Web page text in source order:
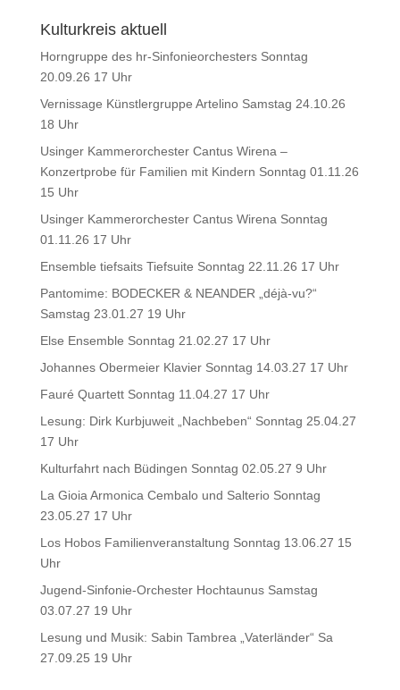
Kulturkreis aktuell
Horngruppe des hr-Sinfonieorchesters Sonntag
20.09.26 17 Uhr
Vernissage Künstlergruppe Artelino Samstag 24.10.26
18 Uhr
Usinger Kammerorchester Cantus Wirena –
Konzertprobe für Familien mit Kindern Sonntag 01.11.26
15 Uhr
Usinger Kammerorchester Cantus Wirena Sonntag
01.11.26 17 Uhr
Ensemble tiefsaits Tiefsuite Sonntag 22.11.26 17 Uhr
Pantomime: BODECKER & NEANDER „déjà-vu?“
Samstag 23.01.27 19 Uhr
Else Ensemble Sonntag 21.02.27 17 Uhr
Johannes Obermeier Klavier Sonntag 14.03.27 17 Uhr
Fauré Quartett Sonntag 11.04.27 17 Uhr
Lesung: Dirk Kurbjuweit „Nachbeben“ Sonntag 25.04.27
17 Uhr
Kulturfahrt nach Büdingen Sonntag 02.05.27 9 Uhr
La Gioia Armonica Cembalo und Salterio Sonntag
23.05.27 17 Uhr
Los Hobos Familienveranstaltung Sonntag 13.06.27 15
Uhr
Jugend-Sinfonie-Orchester Hochtaunus Samstag
03.07.27 19 Uhr
Lesung und Musik: Sabin Tambrea „Vaterländer“ Sa
27.09.25 19 Uhr